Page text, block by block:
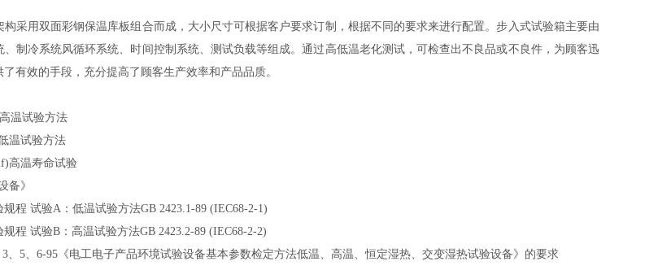
构采用双面彩钢保温库板组合而成，大小尺寸可根据客户要求订制，根据不同的要求来进行配置。步入式试验箱主要由
制冷系统风循环系统、时间控制系统、测试负载等组成。通过高低温老化测试，可检查出不良品或不良件，为顾客迅
有效的手段，充分提高了顾客生产效率和产品品质。
温试验方法
温试验方法
高温寿命试验
备》
规程 试验A：低温试验方法GB 2423.1-89 (IEC68-2-1)
规程 试验B：高温试验方法GB 2423.2-89 (IEC68-2-2)
3、5、6-95《电工电子产品环境试验设备基本参数检定方法低温、高温、恒定湿热、交变湿热试验设备》的要求